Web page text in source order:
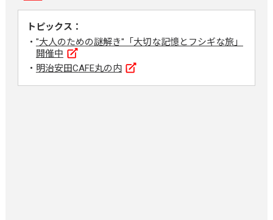
トピックス：
"大人のための謎解き"「大切な記憶とフシギな旅」
開催中
明治安田CAFE丸の内